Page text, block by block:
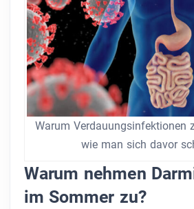
Warum Verdauungsinfektionen
wie man sich davor
Warum nehmen
im Sommer zu?